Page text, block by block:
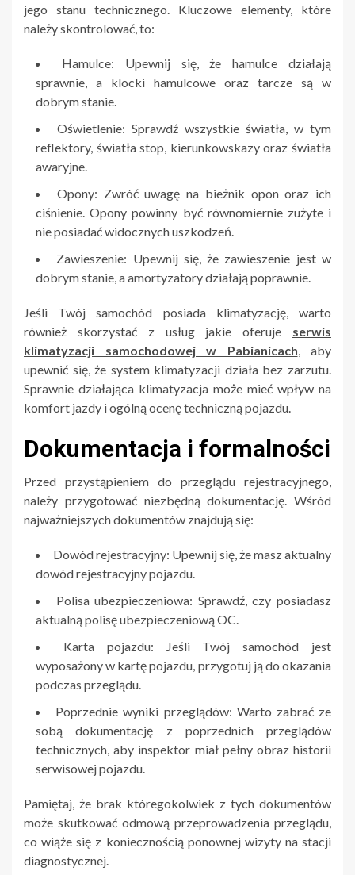
jego stanu technicznego. Kluczowe elementy, które
należy skontrolować, to:
Hamulce: Upewnij się, że hamulce działają
sprawnie, a klocki hamulcowe oraz tarcze są w
dobrym stanie.
Oświetlenie: Sprawdź wszystkie światła, w tym
reflektory, światła stop, kierunkowskazy oraz światła
awaryjne.
Opony: Zwróć uwagę na bieżnik opon oraz ich
ciśnienie. Opony powinny być równomiernie zużyte i
nie posiadać widocznych uszkodzeń.
Zawieszenie: Upewnij się, że zawieszenie jest w
dobrym stanie, a amortyzatory działają poprawnie.
Jeśli Twój samochód posiada klimatyzację, warto
również skorzystać z usług jakie oferuje serwis
klimatyzacji samochodowej w Pabianicach, aby
upewnić się, że system klimatyzacji działa bez zarzutu.
Sprawnie działająca klimatyzacja może mieć wpływ na
komfort jazdy i ogólną ocenę techniczną pojazdu.
Dokumentacja i formalności
Przed przystąpieniem do przeglądu rejestracyjnego,
należy przygotować niezbędną dokumentację. Wśród
najważniejszych dokumentów znajdują się:
Dowód rejestracyjny: Upewnij się, że masz aktualny
dowód rejestracyjny pojazdu.
Polisa ubezpieczeniowa: Sprawdź, czy posiadasz
aktualną polisę ubezpieczeniową OC.
Karta pojazdu: Jeśli Twój samochód jest
wyposażony w kartę pojazdu, przygotuj ją do okazania
podczas przeglądu.
Poprzednie wyniki przeglądów: Warto zabrać ze
sobą dokumentację z poprzednich przeglądów
technicznych, aby inspektor miał pełny obraz historii
serwisowej pojazdu.
Pamiętaj, że brak któregokolwiek z tych dokumentów
może skutkować odmową przeprowadzenia przeglądu,
co wiąże się z koniecznością ponownej wizyty na stacji
diagnostycznej.